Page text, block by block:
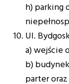
h) parking
Ul.
a) wejście
b)
parter